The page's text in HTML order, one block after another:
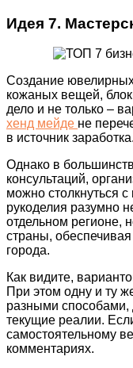
Идея 7.
Создание
кожаных вещей,
дело и не только –
хенд мейде не
в источник заработка.
Однако в
консультаций,
можно столкнуться
рукоделия разумно
отдельном регионе,
страны,
города.
Как видите,
При этом одну и ту
разными способами,
текущие реалии.
самостоятельному
комментариях.